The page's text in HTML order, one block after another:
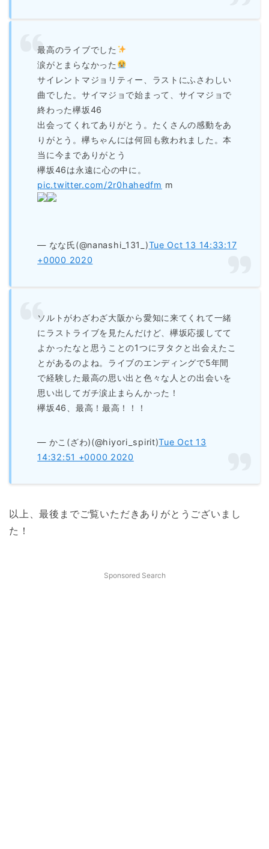
最高のライブでした
涙がとまらなかった
サイレントマジョリティー、ラストにふさわしい
曲でした。サイマジョで始まって、サイマジョで
終わった欅坂46
出会ってくれてありがとう。たくさんの感動をあ
りがとう。欅ちゃんには何回も救われました。本
当に今までありがとう
欅坂46は永遠に心の中に。
pic.twitter.com/2r0hahedfm m
— なな氏(@nanashi_131_)Tue Oct 13 14:33:17
+0000 2020
ソルトがわざわざ大阪から愛知に来てくれて一緒
にラストライブを見たんだけど、欅坂応援してて
よかったなと思うことの1つにヲタクと出会えたこ
とがあるのよね。ライブのエンディングで5年間
で経験した最高の思い出と色々な人との出会いを
思い出してガチ涙止まらんかった！
欅坂46、最高！最高！！！
— かこ(ざわ)(@hiyori_spirit)Tue Oct 13
14:32:51 +0000 2020
以上、最後までご覧いただきありがとうございまし
た！
Sponsored Search